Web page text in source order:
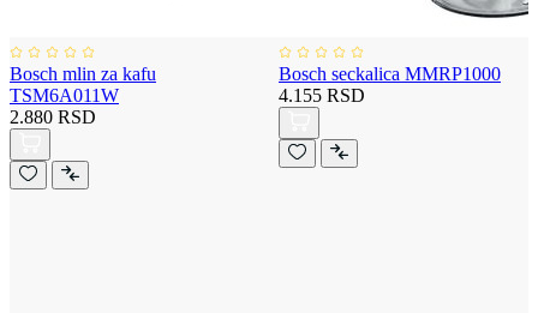
Bosch mlin za kafu
TSM6A011W
2.880 RSD
Bosch seckalica MMRP1000
4.155 RSD